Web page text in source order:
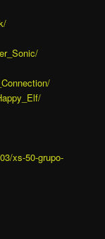
xs-50-grupo-